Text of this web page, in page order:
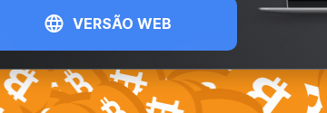
VERSÃO WEB